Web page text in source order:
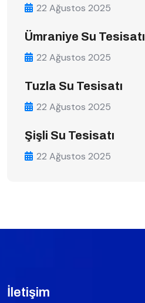
22 Ağustos 2025
Ümraniye Su Tesisatı
22 Ağustos 2025
Tuzla Su Tesisatı
22 Ağustos 2025
Şişli Su Tesisatı
22 Ağustos 2025
İletişim